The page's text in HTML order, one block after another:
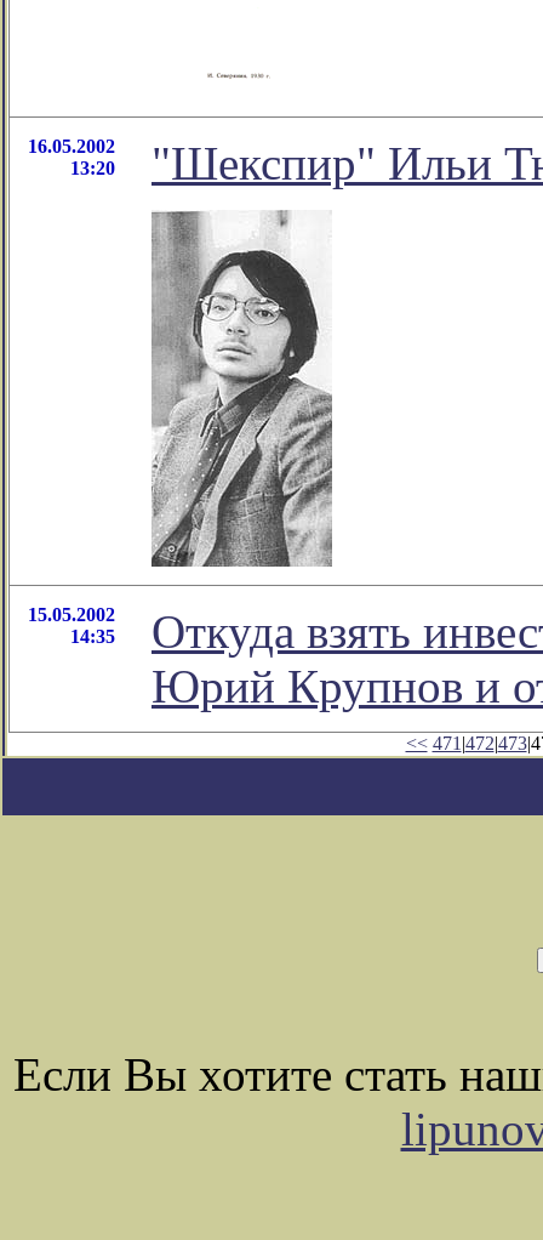
16.05.2002
13:20
"Шекспир" Ильи
15.05.2002
14:35
Откуда взять
Юрий Крупнов и
<< 471 |472|473
Если Вы хотите стать